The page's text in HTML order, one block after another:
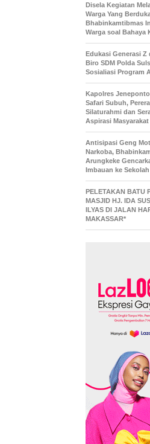
Disela Kegiatan
Warga Yang
Bhabinkamtibmas
Warga soal Bahaya
Edukasi Generasi Z
Biro SDM Polda
Sosialiasi Program
Kapolres
Safari Subuh,
Silaturahmi dan
Aspirasi Masyarakat
Antisipasi Geng
Narkoba,
Arungkeke
Imbauan ke Sekolah
PELETAKAN BATU
MASJID HJ. IDA
ILYAS DI JALAN
MAKASSAR*